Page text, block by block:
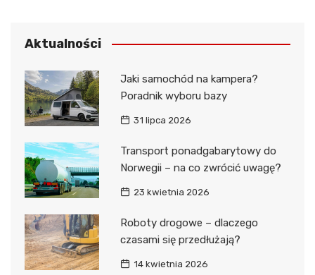
Aktualności
Jaki samochód na kampera?
Poradnik wyboru bazy
31 lipca 2026
Transport ponadgabarytowy do
Norwegii – na co zwrócić uwagę?
23 kwietnia 2026
Roboty drogowe – dlaczego
czasami się przedłużają?
14 kwietnia 2026